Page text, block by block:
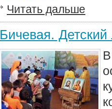
Читать дальше
Бичевая.